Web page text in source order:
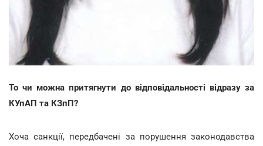
То чи можна притягнути до відповідальності відразу за
КУпАП та КЗпП?
Хоча санкції, передбачені за порушення законодавства